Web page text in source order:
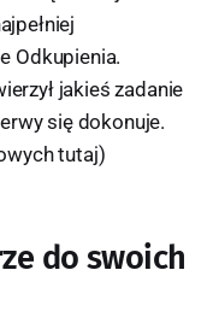
Odkupienia.
jakieś zadanie
się dokonuje.
tutaj)
do swoich